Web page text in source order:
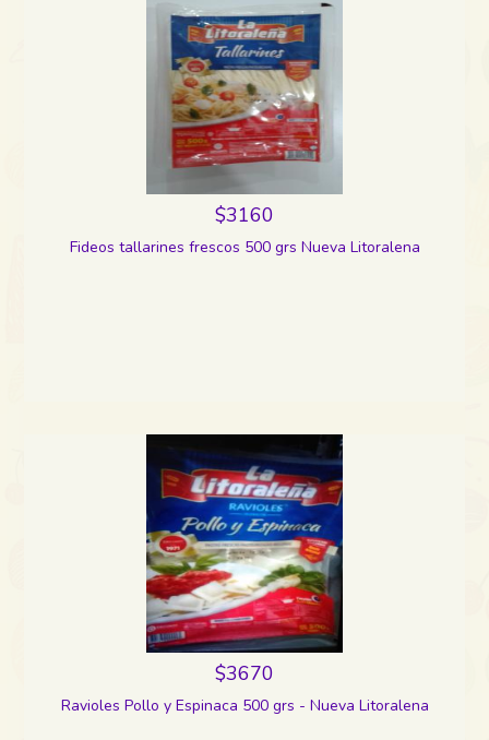
$3160
Fideos tallarines frescos 500 grs Nueva Litoralena
$3670
Ravioles Pollo y Espinaca 500 grs - Nueva Litoralena